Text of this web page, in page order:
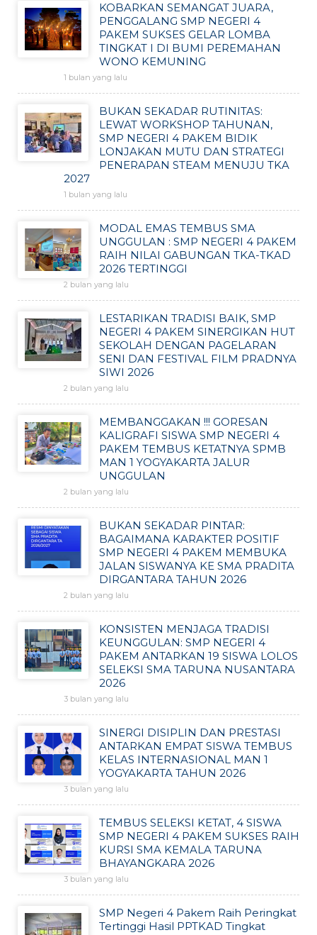
KOBARKAN SEMANGAT JUARA,
PENGGALANG SMP NEGERI 4
PAKEM SUKSES GELAR LOMBA
TINGKAT I DI BUMI PEREMAHAN
WONO KEMUNING
1 bulan yang lalu
BUKAN SEKADAR RUTINITAS:
LEWAT WORKSHOP TAHUNAN,
SMP NEGERI 4 PAKEM BIDIK
LONJAKAN MUTU DAN STRATEGI
PENERAPAN STEAM MENUJU TKA
2027
1 bulan yang lalu
MODAL EMAS TEMBUS SMA
UNGGULAN : SMP NEGERI 4 PAKEM
RAIH NILAI GABUNGAN TKA-TKAD
2026 TERTINGGI
2 bulan yang lalu
LESTARIKAN TRADISI BAIK, SMP
NEGERI 4 PAKEM SINERGIKAN HUT
SEKOLAH DENGAN PAGELARAN
SENI DAN FESTIVAL FILM PRADNYA
SIWI 2026
2 bulan yang lalu
MEMBANGGAKAN !!! GORESAN
KALIGRAFI SISWA SMP NEGERI 4
PAKEM TEMBUS KETATNYA SPMB
MAN 1 YOGYAKARTA JALUR
UNGGULAN
2 bulan yang lalu
BUKAN SEKADAR PINTAR:
BAGAIMANA KARAKTER POSITIF
SMP NEGERI 4 PAKEM MEMBUKA
JALAN SISWANYA KE SMA PRADITA
DIRGANTARA TAHUN 2026
2 bulan yang lalu
KONSISTEN MENJAGA TRADISI
KEUNGGULAN: SMP NEGERI 4
PAKEM ANTARKAN 19 SISWA LOLOS
SELEKSI SMA TARUNA NUSANTARA
2026
3 bulan yang lalu
SINERGI DISIPLIN DAN PRESTASI
ANTARKAN EMPAT SISWA TEMBUS
KELAS INTERNASIONAL MAN 1
YOGYAKARTA TAHUN 2026
3 bulan yang lalu
TEMBUS SELEKSI KETAT, 4 SISWA
SMP NEGERI 4 PAKEM SUKSES RAIH
KURSI SMA KEMALA TARUNA
BHAYANGKARA 2026
3 bulan yang lalu
SMP Negeri 4 Pakem Raih Peringkat
Tertinggi Hasil PPTKAD Tingkat